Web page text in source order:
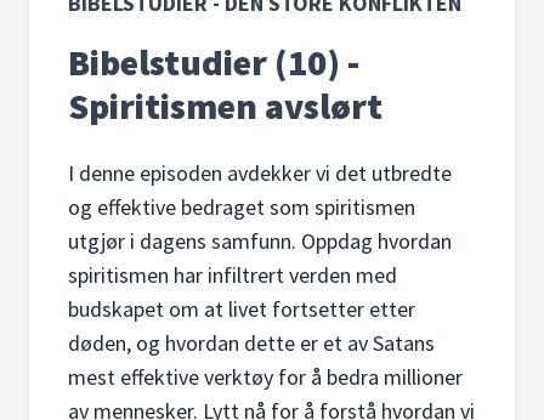
Bibelstudier (10) -
Spiritismen avslørt
I denne episoden avdekker vi det utbredte
og effektive bedraget som spiritismen
utgjør i dagens samfunn. Oppdag hvordan
spiritismen har infiltrert verden med
budskapet om at livet fortsetter etter
døden, og hvordan dette er et av Satans
mest effektive verktøy for å bedra millioner
av mennesker. Lytt nå for å forstå hvordan vi